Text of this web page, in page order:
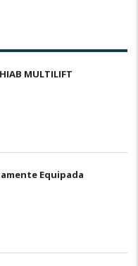
MULTILIFT
Equipada